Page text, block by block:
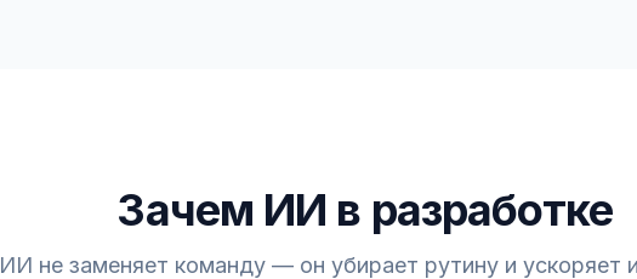
Зачем ИИ в разработке
ИИ не заменяет команду — он убирает рутину и ускоряет